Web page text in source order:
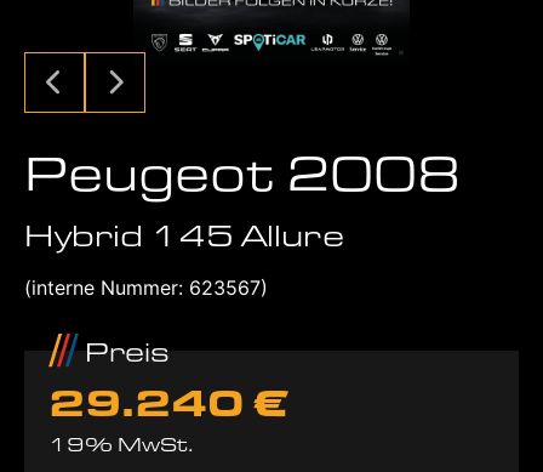
Peugeot 2008
Hybrid 145 Allure
(interne Nummer: 623567)
Preis
29.240 €
19% MwSt.